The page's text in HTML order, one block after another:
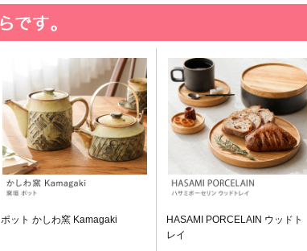
ポット かしわ窯 Kamagaki
HASAMI PORCELAIN ウッドト
レイ